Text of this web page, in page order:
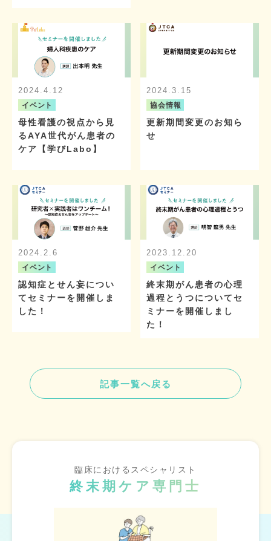
2024.4.12
イベント
母性看護の視点から見
るAYA世代がん患者の
ケア【学びLabo】
2024.3.15
協会情報
更新期間変更のお知ら
せ
2024.2.6
イベント
認知症とせん妄につい
てセミナーを開催しま
した！
2023.12.20
イベント
終末期がん患者の心理
過程とうつについてセ
ミナーを開催しまし
た！
記事一覧へ戻る
臨床におけるスペシャリスト
終末期ケア専門士